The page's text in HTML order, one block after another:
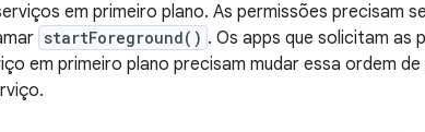
em primeiro plano. As permissões precisam
startForeground() . Os apps que solicitam as
em primeiro plano precisam mudar essa ordem